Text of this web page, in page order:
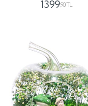
1399,90 TL